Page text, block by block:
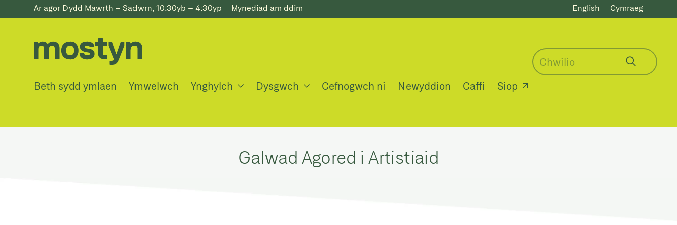
English Cymraeg
Ar agor Dydd Mawrth – Sadwrn, 10:30yb – 4:30yp Mynediad am ddim
Beth sydd ymlaen Ymwelwch Ynghylch Dysgwch Cefnogwch ni Newyddion Caffi Siop
Galwad Agored i Artistiaid